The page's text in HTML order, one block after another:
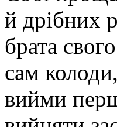
й дрібних
брата
сам
вийми